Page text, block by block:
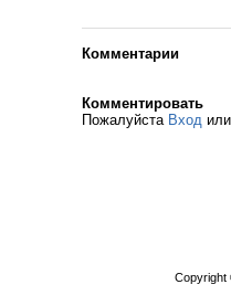
Комментарии
Комментировать
Пожалуйста Вход или
Copyright